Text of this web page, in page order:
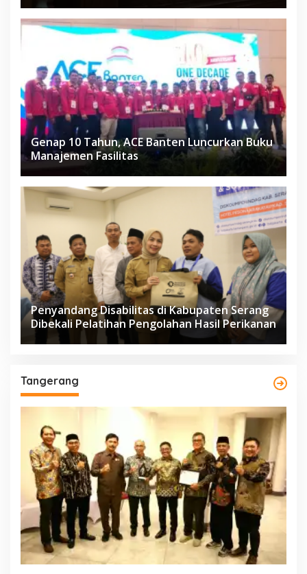
Genap 10 Tahun, ACE Banten Luncurkan Buku
Manajemen Fasilitas
Penyandang Disabilitas di Kabupaten Serang
Dibekali Pelatihan Pengolahan Hasil Perikanan
Tangerang